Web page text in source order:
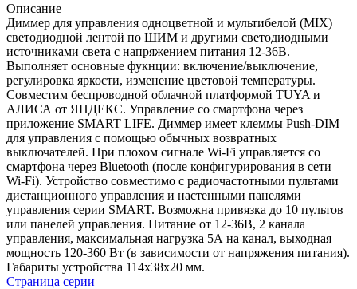
Описание
Диммер для управления одноцветной и мультибелой (MIX)
светодиодной лентой по ШИМ и другими светодиодными
источниками света с напряжением питания 12-36В.
Выполняет основные фукнции: включение/выключение,
регулировка яркости, изменение цветовой температуры.
Cовместим беспроводной облачной платформой TUYA и
АЛИСА от ЯНДЕКС. Управление со смартфона через
приложение SMART LIFE. Диммер имеет клеммы Push-DIM
для управления с помощью обычных возвратных
выключателей. При плохом сигнале Wi-Fi управляется со
смартфона через Bluetooth (после конфигурирования в сети
Wi-Fi). Устройство совместимо с радиочастотными пультами
дистанционного управления и настенными панелями
управления серии SMART. Возможна привязка до 10 пультов
или панелей управления. Питание от 12-36В, 2 канала
управления, максимальная нагрузка 5А на канал, выходная
мощность 120-360 Вт (в зависимости от напряжения питания).
Габариты устройства 114x38x20 мм.
Страница серии